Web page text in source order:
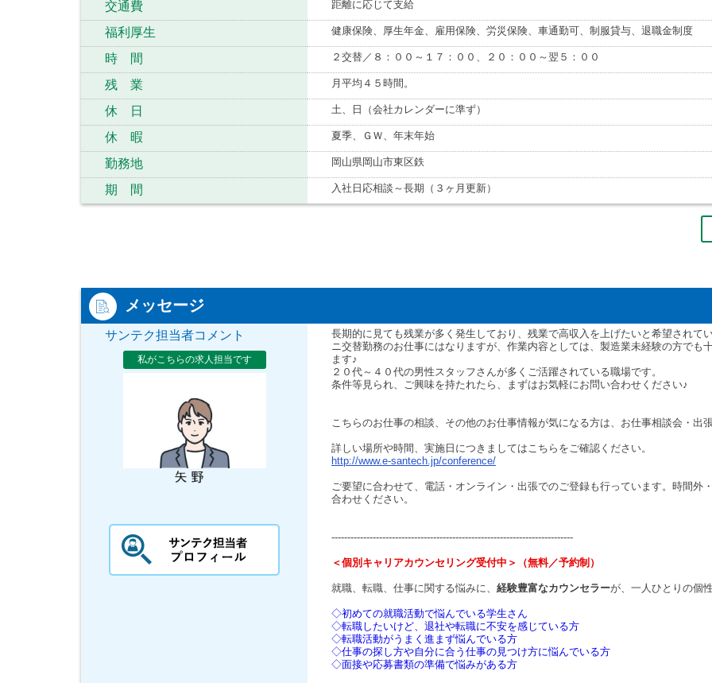
交通費 距離に応じて支給
福利厚生 健康保険、厚生年金、雇用保険、労災保険、車通勤可、制服貸与、退職金制度
時 間 ２交替／８：００～１７：００、２０：００～翌５：００
残 業 月平均４５時間。
休 日 土、日（会社カレンダーに準ず）
休 暇 夏季、ＧＷ、年末年始
勤務地 岡山県岡山市東区鉄
期 間 入社日応相談～長期（３ヶ月更新）
メッセージ
サンテク担当者コメント
私がこちらの求人担当です
長期的に見ても残業が多く発生しており、残業で高収入を上げたいと希望されて
ニ交替勤務のお仕事にはなりますが、作業内容としては、製造業未経験の方でも
ます♪
２０代～４０代の男性スタッフさんが多くご活躍されている職場です。
条件等見られ、ご興味を持たれたら、まずはお気軽にお問い合わせください♪
こちらのお仕事の相談、その他のお仕事情報が気になる方は、お仕事相談会・出
詳しい場所や時間、実施日につきましてはこちらをご確認ください。
http://www.e-santech.jp/conference/
ご要望に合わせて、電話・オンライン・出張でのご登録も行っています。時間外
合わせください。
----------------------------------------------------------------------------
＜個別キャリアカウンセリング受付中＞（無料／予約制）
就職、転職、仕事に関する悩みに、 経験豊富なカウンセラーが、一人ひとりの個
◇初めての就職活動で悩んでいる学生さん
◇転職したいけど、退社や転職に不安を感じている方
◇転職活動がうまく進まず悩んでいる方
◇仕事の探し方や自分に合う仕事の見つけ方に悩んでいる方
◇面接や応募書類の準備で悩みがある方